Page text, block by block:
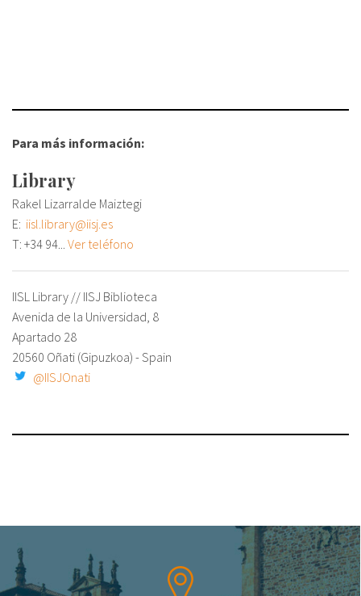
Para más información:
Library
Rakel Lizarralde Maiztegi
E: iisl.library@iisj.es
T: +34 94... Ver teléfono
IISL Library // IISJ Biblioteca
Avenida de la Universidad, 8
Apartado 28
20560 Oñati (Gipuzkoa) - Spain
@IISJOnati